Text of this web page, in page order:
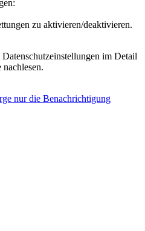
zu aktivieren/deaktivieren.
im Detail
nur die Benachrichtigung